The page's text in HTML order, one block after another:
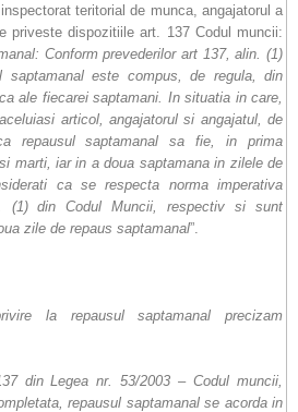
teritorial de munca, angajatorul a
priveste dispozitiile art. 137 Codul muncii:
Conform prevederilor art 137, alin. (1)
saptamanal este compus, de regula, din
ale fiecarei saptamani. In situatia in care,
articol, angajatorul si angajatul, de
repausul saptamanal sa fie, in prima
marti, iar in a doua saptamana in zilele de
ca se respecta norma imperativa
(1) din Codul Muncii, respectiv si sunt
zile de repaus saptamanal”.
la repausul saptamanal precizam
din Legea nr. 53/2003 – Codul muncii,
repausul saptamanal se acorda in